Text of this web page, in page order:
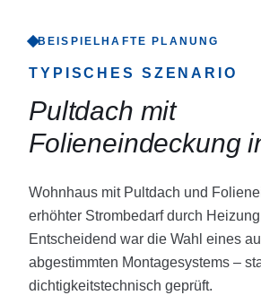
BEISPIELHAFTE PLANUNG
TYPISCHES SZENARIO
Pultdach mit
Folieneindeckung
Wohnhaus mit Pultdach und
erhöhter Strombedarf durch
Entscheidend war die Wahl eines
abgestimmten Montagesystems –
dichtigkeitstechnisch geprüft.